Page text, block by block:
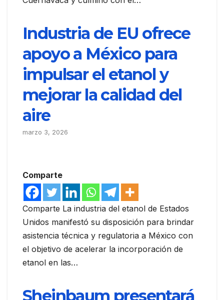
Industria de EU ofrece
apoyo a México para
impulsar el etanol y
mejorar la calidad del
aire
marzo 3, 2026
Comparte
Comparte La industria del etanol de Estados
Unidos manifestó su disposición para brindar
asistencia técnica y regulatoria a México con
el objetivo de acelerar la incorporación de
etanol en las…
Sheinbaum presentará